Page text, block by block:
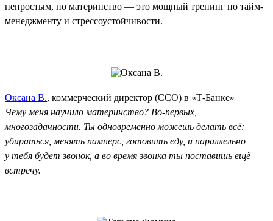
непростым, но материнство — это мощный тренинг по тайм-
менеджменту и стрессоустойчивости.
Оксана В., коммерческий директор (CCO) в «Т-Банке»
Чему меня научило материнство? Во-первых,
многозадачности. Ты одновременно можешь делать всё:
убираться, менять памперс, готовить еду, и параллельно
у тебя будет звонок, а во время звонка ты поставишь ещё
встречу.